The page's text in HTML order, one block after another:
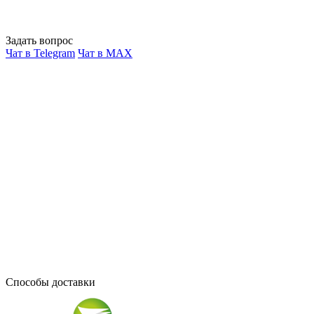
Задать вопрос
Чат в Telegram Чат в MAX
Способы доставки